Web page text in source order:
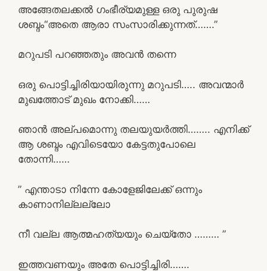
അങ്ങേതലക്കൽ ഗംഭീര്യമുള്ള ഒരു പുരുഷ
ശബ്ദം“അതെ ആരാ സംസാരിക്കുന്നത്…….”
മറുപടി പറഞ്ഞതും അവൻ തന്നെ
ഒരു പൊട്ടിച്ചിരിയായിരുന്നു മറുപടി….. അവന്മാർ
മുഖത്തോട് മുഖം നോക്കി……
ഞാൻ അല്പമൊന്നു തലയുയർത്തി…….. എനിക്ക്
ആ ശബ്ദം എവിടെയോ കേട്ടതുപോലെ
തോന്നി……
” എന്താടാ നിന്നേ കോളേജിലേക്ക് ഒന്നും
കാണാനില്ലല്ലോ
നീ വല്ല ആത്മഹത്യയും ചെയ്തോ ……… ”
ഇത്തവണയും അതേ പൊട്ടിച്ചിരി…….